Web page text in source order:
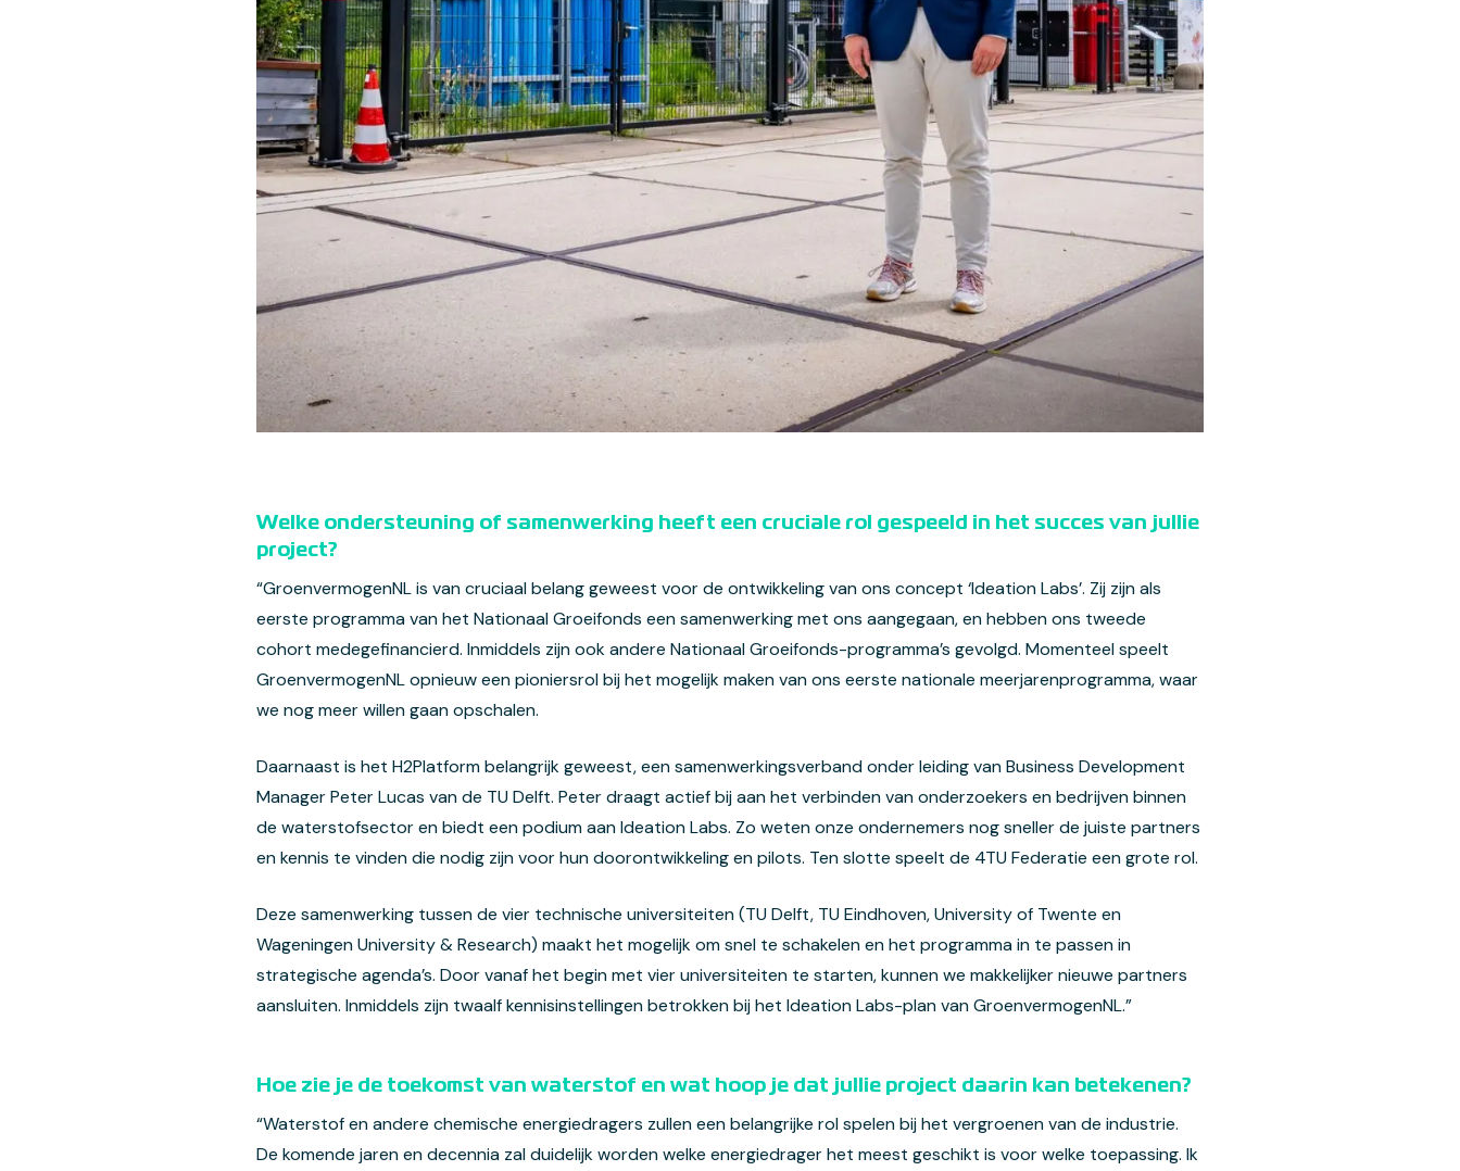
Welke ondersteuning of samenwerking heeft een cruciale rol gespeeld in het succes van jullie
project?
“GroenvermogenNL is van cruciaal belang geweest voor de ontwikkeling van ons concept ‘Ideation Labs’. Zij zijn als
eerste programma van het Nationaal Groeifonds een samenwerking met ons aangegaan, en hebben ons tweede
cohort medegefinancierd. Inmiddels zijn ook andere Nationaal Groeifonds-programma’s gevolgd. Momenteel speelt
GroenvermogenNL opnieuw een pioniersrol bij het mogelijk maken van ons eerste nationale meerjarenprogramma, waar
we nog meer willen gaan opschalen.
Daarnaast is het H2Platform belangrijk geweest, een samenwerkingsverband onder leiding van Business Development
Manager Peter Lucas van de TU Delft. Peter draagt actief bij aan het verbinden van onderzoekers en bedrijven binnen
de waterstofsector en biedt een podium aan Ideation Labs. Zo weten onze ondernemers nog sneller de juiste partners
en kennis te vinden die nodig zijn voor hun doorontwikkeling en pilots. Ten slotte speelt de 4TU Federatie een grote rol.
Deze samenwerking tussen de vier technische universiteiten (TU Delft, TU Eindhoven, University of Twente en
Wageningen University & Research) maakt het mogelijk om snel te schakelen en het programma in te passen in
strategische agenda’s. Door vanaf het begin met vier universiteiten te starten, kunnen we makkelijker nieuwe partners
aansluiten. Inmiddels zijn twaalf kennisinstellingen betrokken bij het Ideation Labs-plan van GroenvermogenNL.”
Hoe zie je de toekomst van waterstof en wat hoop je dat jullie project daarin kan betekenen?
“Waterstof en andere chemische energiedragers zullen een belangrijke rol spelen bij het vergroenen van de industrie.
De komende jaren en decennia zal duidelijk worden welke energiedrager het meest geschikt is voor welke toepassing. Ik